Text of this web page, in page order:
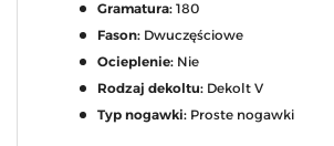
Gramatura: 180
Fason: Dwuczęściowe
Ocieplenie: Nie
Rodzaj dekoltu: Dekolt V
Typ nogawki: Proste nogawki